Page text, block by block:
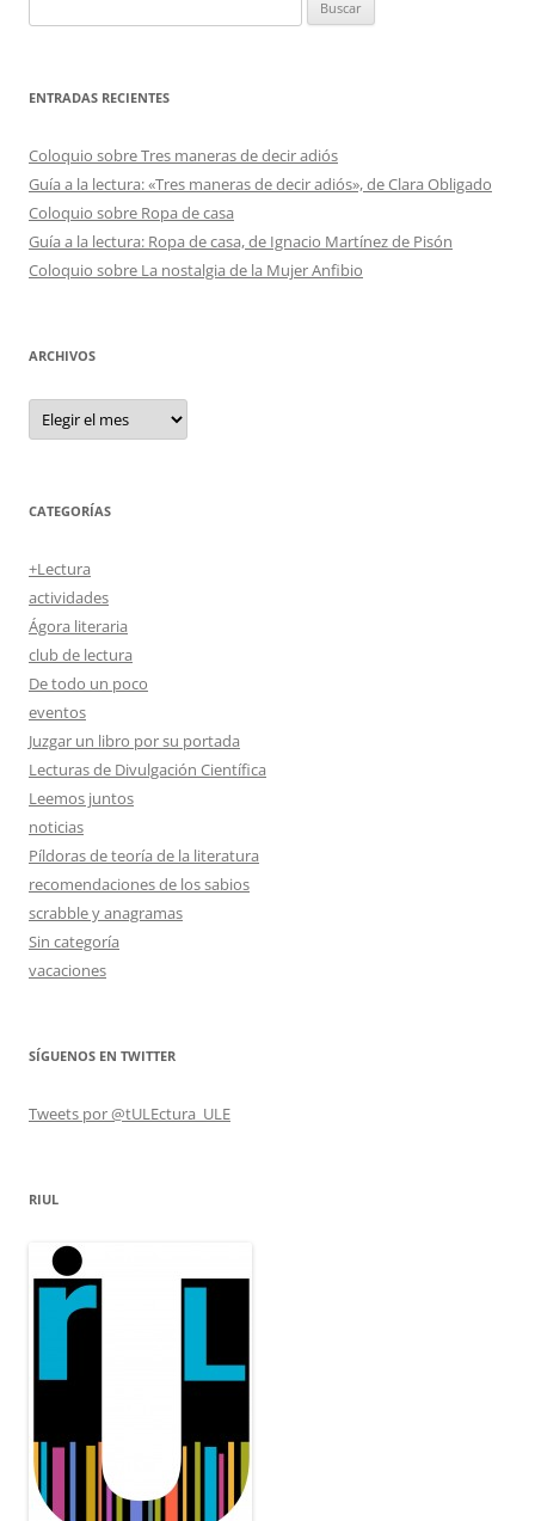
ENTRADAS RECIENTES
Coloquio sobre Tres maneras de decir adiós
Guía a la lectura: «Tres maneras de decir adiós», de Clara Obligado
Coloquio sobre Ropa de casa
Guía a la lectura: Ropa de casa, de Ignacio Martínez de Pisón
Coloquio sobre La nostalgia de la Mujer Anfibio
ARCHIVOS
Archivos
CATEGORÍAS
+Lectura
actividades
Ágora literaria
club de lectura
De todo un poco
eventos
Juzgar un libro por su portada
Lecturas de Divulgación Científica
Leemos juntos
noticias
Píldoras de teoría de la literatura
recomendaciones de los sabios
scrabble y anagramas
Sin categoría
vacaciones
SÍGUENOS EN TWITTER
Tweets por @tULEctura_ULE
RIUL